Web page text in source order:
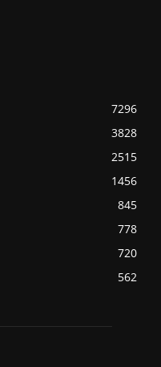
7296
3828
2515
1456
845
778
720
562